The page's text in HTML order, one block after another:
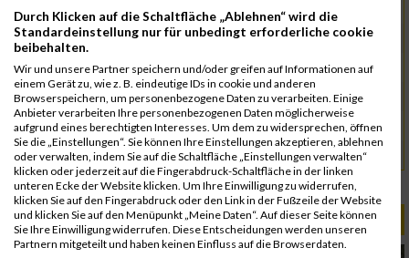
5065
No
00:40:33
5084
Ponnu 00:41:45
03:36:13
4973
Chinnakannu
00:41:45
5058
Maier
00:43:33
4961
Brachat
00:44:02
5125
Schreier
00:45:08
Rang:233.
ALBUM B2RUN MÜNCHEN / 15.07.2026
Durch Klicken auf die Schaltfläche „Ablehnen“ wird die
Standardeinstellung nur für unbedingt erforderliche cookie
beibehalten.
Wir und unsere Partner speichern und/oder greifen auf Informationen auf
einem Gerät zu, wie z. B. eindeutige IDs in cookie und anderen
Browserspeichern, um personenbezogene Daten zu verarbeiten. Einige
Anbieter verarbeiten Ihre personenbezogenen Daten möglicherweise
aufgrund eines berechtigten Interesses. Um dem zu widersprechen, öffnen
Sie die „Einstellungen“. Sie können Ihre Einstellungen akzeptieren, ablehnen
oder verwalten, indem Sie auf die Schaltfläche „Einstellungen verwalten“
klicken oder jederzeit auf die Fingerabdruck-Schaltfläche in der linken
unteren Ecke der Website klicken. Um Ihre Einwilligung zu widerrufen,
klicken Sie auf den Fingerabdruck oder den Link in der Fußzeile der Website
und klicken Sie auf den Menüpunkt „Meine Daten“. Auf dieser Seite können
Sie Ihre Einwilligung widerrufen. Diese Entscheidungen werden unseren
Partnern mitgeteilt und haben keinen Einfluss auf die Browserdaten.